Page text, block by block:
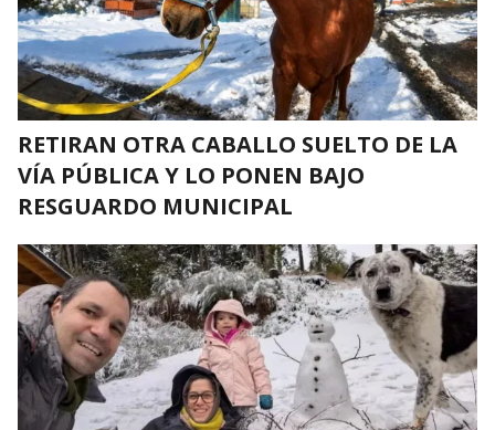
RETIRAN OTRA CABALLO SUELTO DE LA
VÍA PÚBLICA Y LO PONEN BAJO
RESGUARDO MUNICIPAL